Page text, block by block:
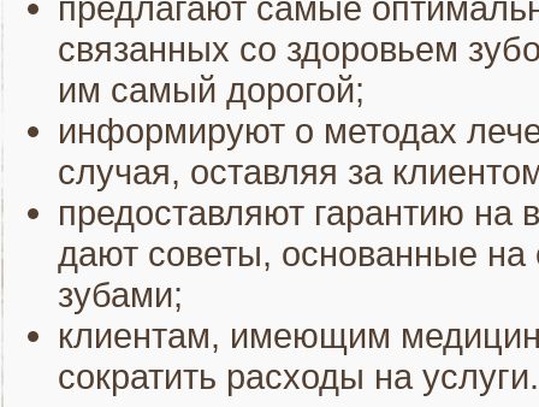
связанных со здоровьем
им самый дорогой;
информируют о методах
случая, оставляя за
предоставляют гарантию на
дают советы, основанные
зубами;
клиентам, имеющим
сократить расходы на услуги.